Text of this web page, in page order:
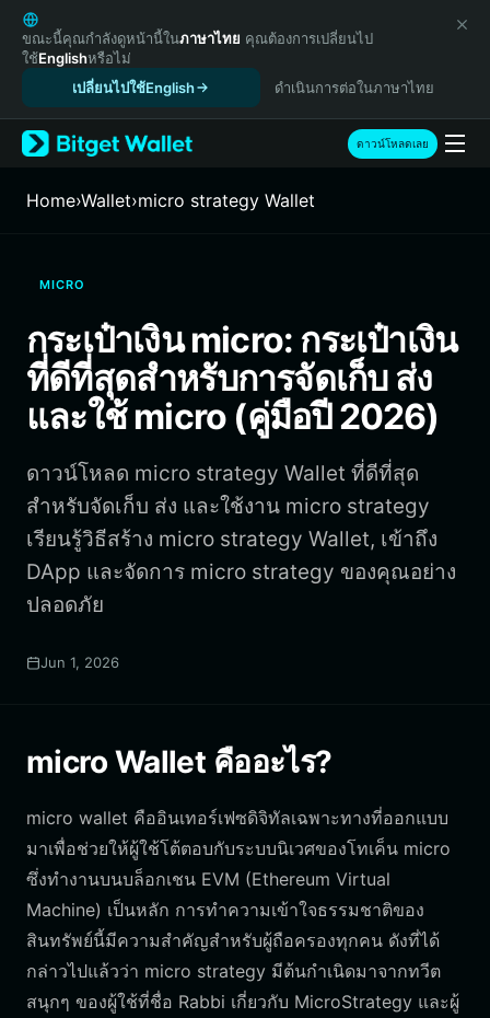
English
日本語
Tiếng Việt
Español (Latinoamérica)
Türkçe
Français
繁體中文
Bahasa Indonesia
ภาษาไทย
हिन्दी
Español
Português (Brasil)
Español (Argentina)
ขณะนี้คุณกำลังดูหน้านี้ในภาษาไทย คุณต้องการเปลี่ยนไป
ใช้Englishหรือไม่
เปลี่ยนไปใช้English
ดำเนินการต่อในภาษาไทย
ดาวน์โหลดเลย
Home›Wallet›micro strategy Wallet
MICRO
กระเป๋าเงิน micro: กระเป๋าเงิน
ที่ดีที่สุดสำหรับการจัดเก็บ ส่ง
และใช้ micro (คู่มือปี 2026)
ดาวน์โหลด micro strategy Wallet ที่ดีที่สุด
สำหรับจัดเก็บ ส่ง และใช้งาน micro strategy
เรียนรู้วิธีสร้าง micro strategy Wallet, เข้าถึง
DApp และจัดการ micro strategy ของคุณอย่าง
ปลอดภัย
Jun 1, 2026
micro Wallet คืออะไร?
micro wallet คืออินเทอร์เฟซดิจิทัลเฉพาะทางที่ออกแบบ
มาเพื่อช่วยให้ผู้ใช้โต้ตอบกับระบบนิเวศของโทเค็น micro
ซึ่งทำงานบนบล็อกเชน EVM (Ethereum Virtual
Machine) เป็นหลัก การทำความเข้าใจธรรมชาติของ
สินทรัพย์นี้มีความสำคัญสำหรับผู้ถือครองทุกคน ดังที่ได้
กล่าวไปแล้วว่า micro strategy มีต้นกำเนิดมาจากทวีต
สนุกๆ ของผู้ใช้ที่ชื่อ Rabbi เกี่ยวกับ MicroStrategy และผู้